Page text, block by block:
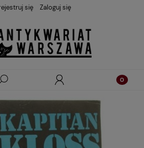
się Zaloguj się